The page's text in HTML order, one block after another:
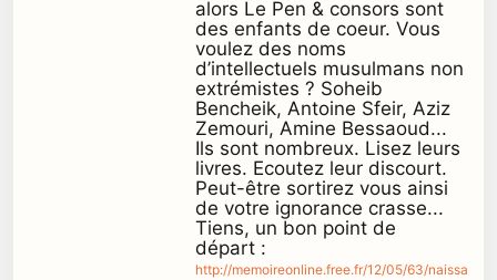
alors Le Pen & consors sont
des enfants de coeur. Vous
voulez des noms
d’intellectuels musulmans non
extrémistes ? Soheib
Bencheik, Antoine Sfeir, Aziz
Zemouri, Amine Bessaoud...
Ils sont nombreux. Lisez leurs
livres. Ecoutez leur discourt.
Peut-être sortirez vous ainsi
de votre ignorance crasse...
Tiens, un bon point de
départ :
http://memoireonline.free.fr/12/05/63/naissa